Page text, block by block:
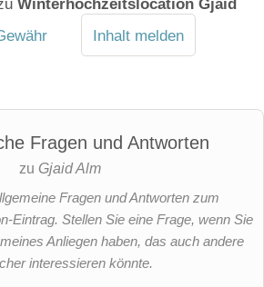
Inhalt melden
Fragen und Antworten
zu Gjaid Alm
Fragen und Antworten zum
Eintrag. Stellen Sie eine Frage, wenn Sie
Anliegen haben, das auch andere
interessieren könnte.